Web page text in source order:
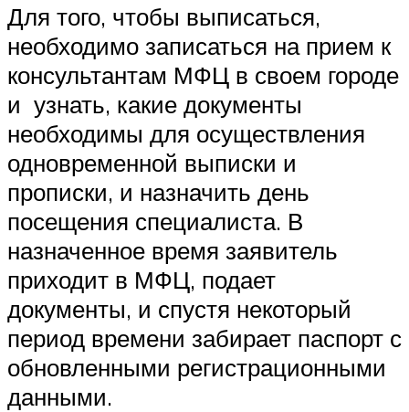
Для того, чтобы выписаться,
необходимо записаться на прием к
консультантам МФЦ в своем городе
и узнать, какие документы
необходимы для осуществления
одновременной выписки и
прописки, и назначить день
посещения специалиста. В
назначенное время заявитель
приходит в МФЦ, подает
документы, и спустя некоторый
период времени забирает паспорт с
обновленными регистрационными
данными.